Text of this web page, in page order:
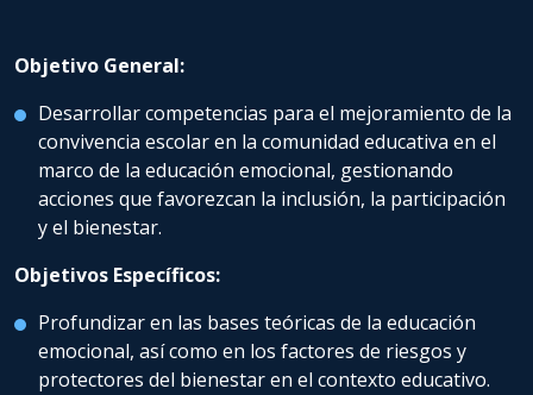
Sociedad de Neurología,
(Sonepsyn).
Socio fundacional de la Red
Internacional de Educación
Emocional y Bienestar
(RIEEB) y Miembro
Association For Contextual
Behavioral Science (ACBS).
Objetivo General:
Desarrollar competencias para el mejoramiento de la
convivencia escolar en la comunidad educativa en el
marco de la educación emocional, gestionando
acciones que favorezcan la inclusión, la participación
y el bienestar.
Objetivos Específicos:
Profundizar en las bases teóricas de la educación
emocional, así como en los factores de riesgos y
protectores del bienestar en el contexto educativo.